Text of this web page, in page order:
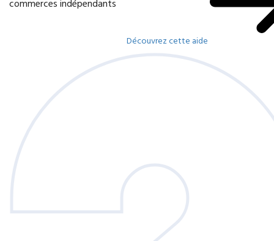
commerces indépendants
Découvrez cette aide